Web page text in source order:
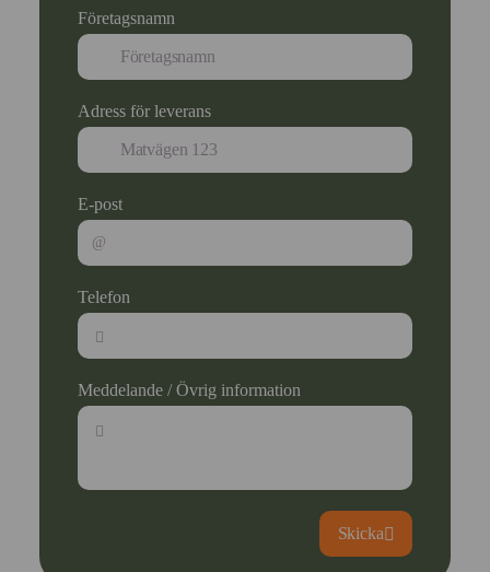
Företagsnamn
Adress för leverans
E-post
Telefon
Meddelande / Övrig information
Skicka